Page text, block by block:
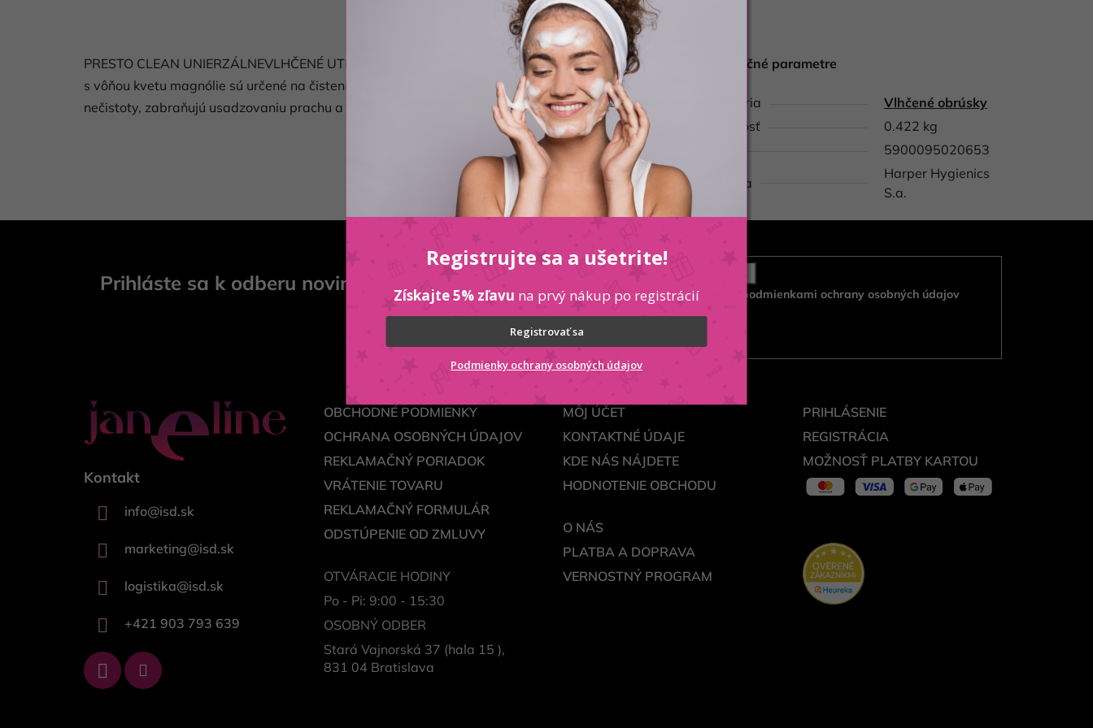
Diskusia
PRESTO CLEAN UNIERZÁLNEVLHČENÉ UTIERKY - MAGNÓLIA 72 ks Univerzálne utierky Presto
s vôňou kvetu magnólie sú určené na čistenie všetkých hladkých povrchov. Účinne odstraňuju
nečistoty, zabraňujú usadzovaniu prachu a intenzívne a dlhodobo osviežujú interiér.
Dodatočné parametre
Kategória
Vlhčené obrúsky
Hmotnosť
0.422 kg
5900095020653
Výrobca
Harper Hygienics
S.a.
Prihláste sa k odberu noviniek Vložením e-mailu súhlasíte s podmienkami ochrany osobných údajov
SA
Kontakt
info@isd.sk
marketing@isd.sk
logistika@isd.sk
+421 903 793 639
OBCHODNÉ PODMIENKY
OCHRANA OSOBNÝCH ÚDAJOV
REKLAMAČNÝ PORIADOK
VRÁTENIE TOVARU
REKLAMAČNÝ FORMULÁR
ODSTÚPENIE OD ZMLUVY
OTVÁRACIE HODINY
Po - Pi: 9:00 - 15:30
OSOBNÝ ODBER
Stará Vajnorská 37 (hala 15 ),
831 04 Bratislava
MÔJ ÚČET
KONTAKTNÉ ÚDAJE
KDE NÁS NÁJDETE
HODNOTENIE OBCHODU
O NÁS
PLATBA A DOPRAVA
VERNOSTNÝ PROGRAM
PRIHLÁSENIE
REGISTRÁCIA
MOŽNOSŤ PLATBY KARTOU
Registrujte sa a ušetrite!
Získajte 5% zľavu na prvý nákup po registrácií
Registrovať sa
Podmienky ochrany osobných údajov